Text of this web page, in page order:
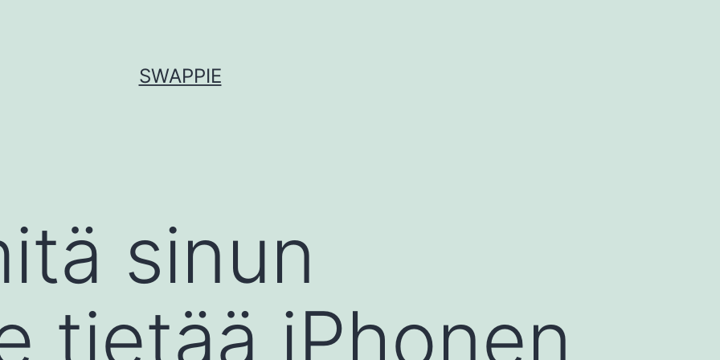
SWAPPIE
sinun
tietää iPhonen